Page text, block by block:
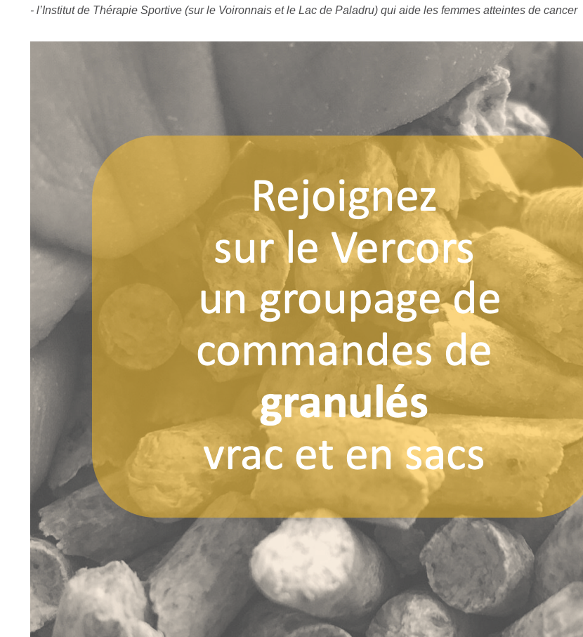
- l’Institut de Thérapie Sportive (sur le Voironnais et le Lac de Paladru) qui aide les femmes atteintes de cancer